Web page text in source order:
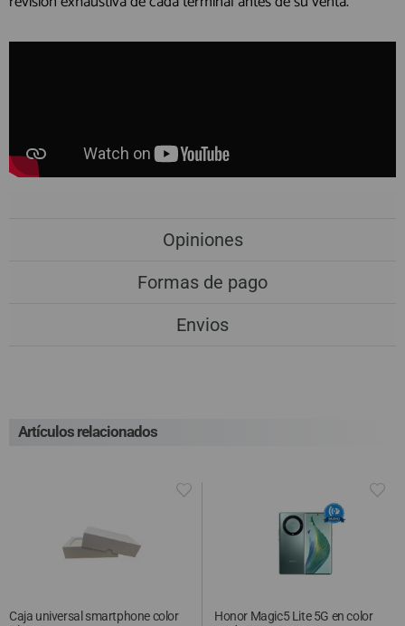
Opiniones
Formas de pago
Envios
Artículos relacionados
Caja universal smartphone color
Honor Magic5 Lite 5G en color